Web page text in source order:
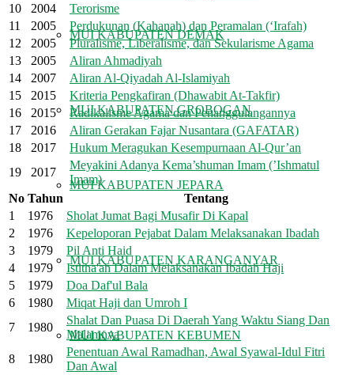
MUI KABUPATEN DEMAK
MUI KABUPATEN GROBOGAN
MUI KABUPATEN JEPARA
MUI KABUPATEN KARANGANYAR
MUI KABUPATEN KEBUMEN
10
2004
Terorisme
11
2005
Perdukunan (Kahanah) dan Peramalan (‘Irafah)
12
2005
Pluralisme, Liberalisme, dan Sekularisme Agama
13
2005
Aliran Ahmadiyah
14
2007
Aliran Al-Qiyadah Al-Islamiyah
15
2015
Kriteria Pengkafiran (Dhawabit At-Takfir)
16
2015
Radikalisme Agama dan Penanggulangannya
17
2016
Aliran Gerakan Fajar Nusantara (GAFATAR)
18
2017
Hukum Meragukan Kesempurnaan Al-Qur’an
19
2017
Meyakini Adanya Kema’shuman Imam (’Ishmatul
Imam)
No Tahun
Tentang
1
1976
Sholat Jumat Bagi Musafir Di Kapal
2
1976
Kepeloporan Pejabat Dalam Melaksanakan Ibadah
3
1979
Pil Anti Haid
4
1979
Istitha'ah Dalam Melaksanakan Ibadah Haji
5
1979
Doa Daf'ul Bala
6
1980
Miqat Haji dan Umroh I
7
1980
Shalat Dan Puasa Di Daerah Yang Waktu Siang Dan
Malamnya
8
1980
Penentuan Awal Ramadhan, Awal Syawal-Idul Fitri
Dan Awal